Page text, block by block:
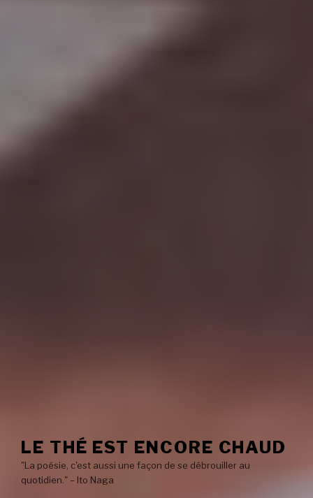
LE THÉ EST ENCORE CHAUD
"La poésie, c'est aussi une façon de se débrouiller au
quotidien." – Ito Naga